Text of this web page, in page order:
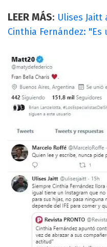
LEER MÁS: Ulises
Cinthia Fernández: